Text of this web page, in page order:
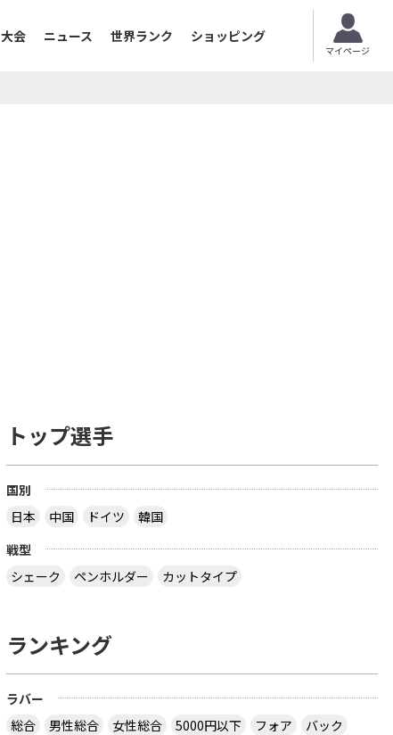
大会 ニュース 世界ランク ショッピング
マイページ
トップ選手
国別
日本
中国 ドイツ
韓国
戦型
シェーク
ペンホルダー カットタイプ
ランキング
ラバー
総合
男性総合 女性総合 5000円以下 フォア
バック